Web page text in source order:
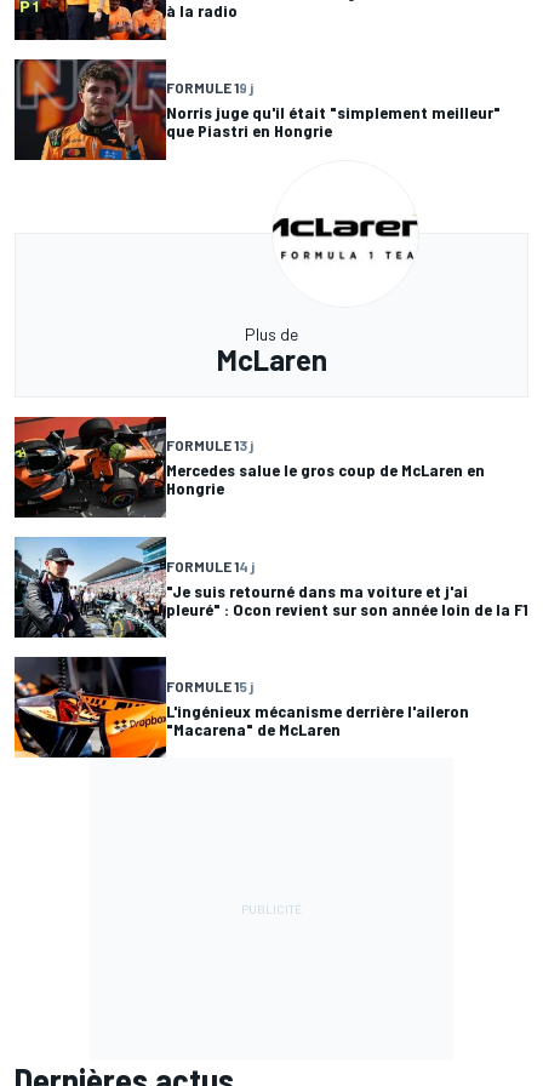
à la radio
FORMULE 19 j
Norris juge qu'il était "simplement meilleur"
que Piastri en Hongrie
Plus de
McLaren
FORMULE 13 j
Mercedes salue le gros coup de McLaren en
Hongrie
FORMULE 14 j
"Je suis retourné dans ma voiture et j'ai
pleuré" : Ocon revient sur son année loin de la F1
FORMULE 15 j
L'ingénieux mécanisme derrière l'aileron
"Macarena" de McLaren